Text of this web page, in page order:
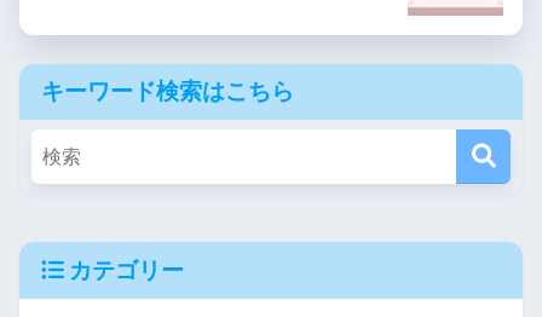
キーワード検索はこちら
カテゴリー